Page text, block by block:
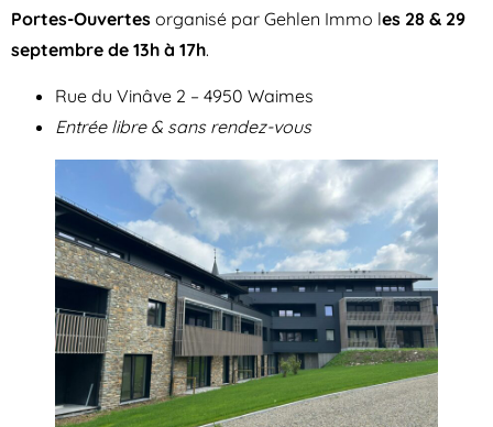
Portes-Ouvertes organisé par Gehlen Immo les 28 & 29
septembre de 13h à 17h.
Rue du Vinâve 2 – 4950 Waimes
Entrée libre & sans rendez-vous